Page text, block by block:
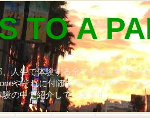
TO A
人生で体験する全てを楽しもうブ
やそれに付随するアプリケーショ
の中で紹介していきます。